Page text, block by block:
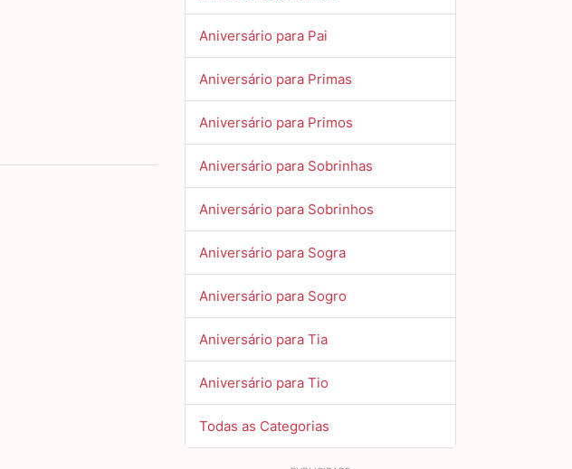
Aniversário para Pai
Aniversário para Primas
Aniversário para Primos
Aniversário para Sobrinhas
Aniversário para Sobrinhos
Aniversário para Sogra
Aniversário para Sogro
Aniversário para Tia
Aniversário para Tio
Todas as Categorias